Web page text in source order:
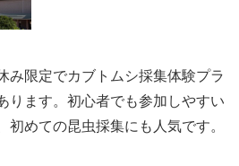
み限定でカブトムシ採集体験プラ
ります。初心者でも参加しやすい
初めての昆虫採集にも人気です。